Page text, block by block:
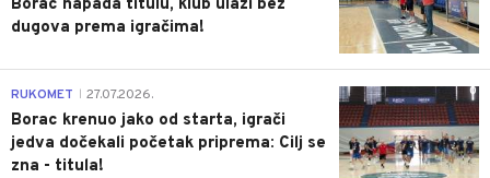
Borac napada titulu, klub ulazi bez
dugova prema igračima!
0
RUKOMET 27.07.2026.
Borac krenuo jako od starta, igrači
jedva dočekali početak priprema: Cilj se
zna - titula!